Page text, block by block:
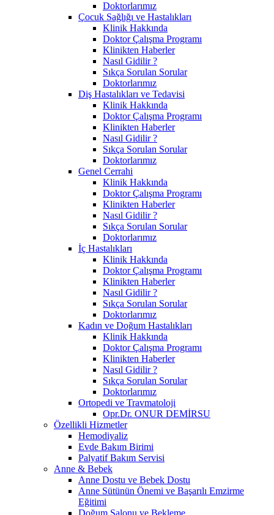
Doktorlarımız
Çocuk Sağlığı ve Hastalıkları
Klinik Hakkında
Doktor Çalışma Programı
Klinikten Haberler
Nasıl Gidilir ?
Sıkça Sorulan Sorular
Doktorlarımız
Diş Hastalıkları ve Tedavisi
Klinik Hakkında
Doktor Çalışma Programı
Klinikten Haberler
Nasıl Gidilir ?
Sıkça Sorulan Sorular
Doktorlarımız
Genel Cerrahi
Klinik Hakkında
Doktor Çalışma Programı
Klinikten Haberler
Nasıl Gidilir ?
Sıkça Sorulan Sorular
Doktorlarımız
İç Hastalıkları
Klinik Hakkında
Doktor Çalışma Programı
Klinikten Haberler
Nasıl Gidilir ?
Sıkça Sorulan Sorular
Doktorlarımız
Kadın ve Doğum Hastalıkları
Klinik Hakkında
Doktor Çalışma Programı
Klinikten Haberler
Nasıl Gidilir ?
Sıkça Sorulan Sorular
Doktorlarımız
Ortopedi ve Travmatoloji
Opr.Dr. ONUR DEMİRSU
Özellikli Hizmetler
Hemodiyaliz
Evde Bakım Birimi
Palyatif Bakım Servisi
Anne & Bebek
Anne Dostu ve Bebek Dostu
Anne Sütünün Önemi ve Başarılı Emzirme
Eğitimi
Doğum Salonu ve Bekleme